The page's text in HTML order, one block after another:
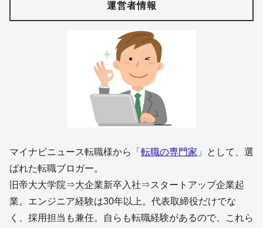
運営者情報
マイナビニュース転職様から「 転職の専門家 」として、選
ばれた転職ブロガー。
旧帝大大学院⇒大企業新卒入社⇒スタートアップ企業起
業。エンジニア経験は30年以上。代表取締役だけでな
く、採用担当も兼任。自らも転職経験があるので、これら